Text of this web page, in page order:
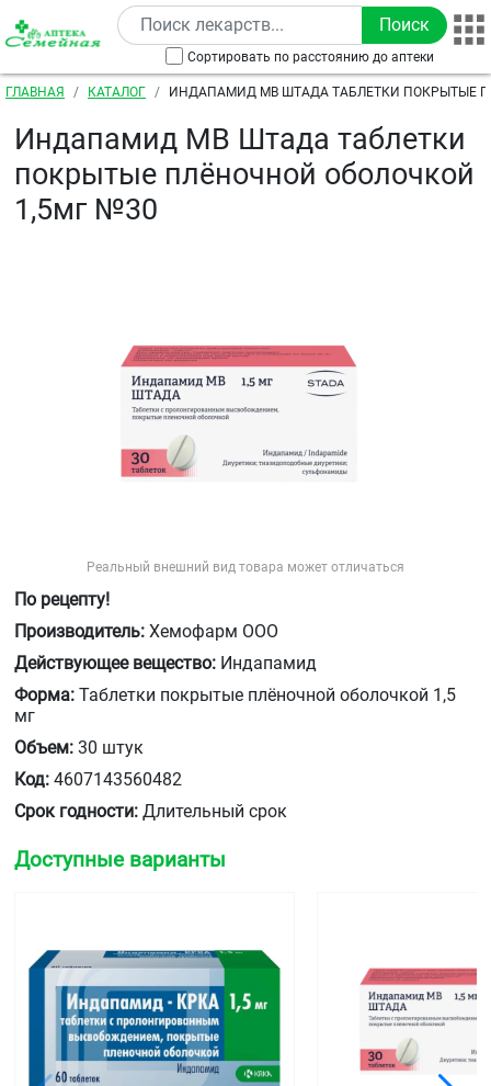
Перейти к основному содержанию
Сортировать по расстоянию до аптеки
Строка навигации
ГЛАВНАЯ КАТАЛОГ
ИНДАПАМИД МВ ШТАДА ТАБЛЕТКИ ПОКРЫТЫЕ
Индапамид МВ Штада таблетки
покрытые плёночной оболочкой
1,5мг №30
Реальный внешний вид товара может отличаться
По рецепту!
Производитель: Хемофарм ООО
Действующее вещество: Индапамид
Форма: Таблетки покрытые плёночной оболочкой 1,5
мг
Объем: 30 штук
Код: 4607143560482
Срок годности: Длительный срок
Доступные варианты